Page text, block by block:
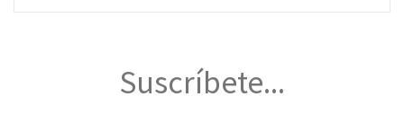
Suscríbete...